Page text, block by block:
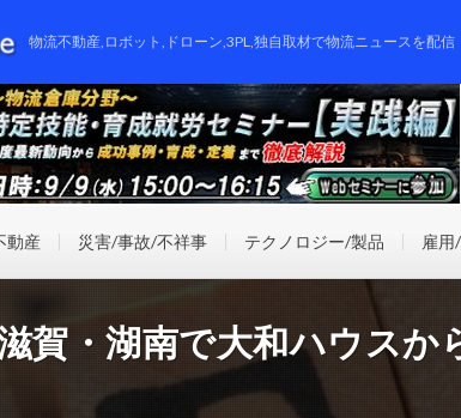
物流不動産,ロボット,ドローン,3PL,独自取材で物流ニュースを配信
動産 災害/事故/不祥事 テクノロジー/製品 雇用
賀・湖南で大和ハウスか